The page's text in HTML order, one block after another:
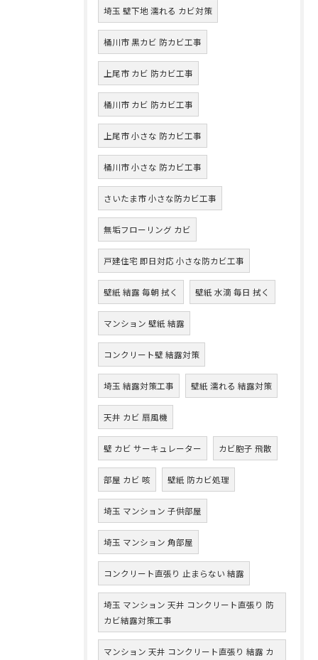
埼玉 壁下地 濡れる カビ対策
桶川市 黒カビ 防カビ工事
上尾市 カビ 防カビ工事
桶川市 カビ 防カビ工事
上尾市 小さな 防カビ工事
桶川市 小さな 防カビ工事
さいたま市 小さな防カビ工事
無垢フローリング カビ
戸建住宅 即日対応 小さな防カビ工事
壁紙 結露 毎朝 拭く 壁紙 水滴 毎日 拭く
マンション 壁紙 結露
コンクリート壁 結露対策
埼玉 結露対策工事 壁紙 濡れる 結露対策
天井 カビ 扇風機
壁 カビ サーキュレーター カビ胞子 飛散
部屋 カビ 咳 壁紙 防カビ処理
埼玉 マンション 子供部屋
埼玉 マンション 角部屋
コンクリート直張り 止まらない 結露
埼玉 マンション 天井 コンクリート直張り 防
カビ結露対策工事
マンション 天井 コンクリート直張り 結露 カ